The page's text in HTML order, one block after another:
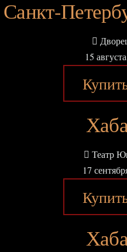
Skip
Санкт-
15
Театр
17